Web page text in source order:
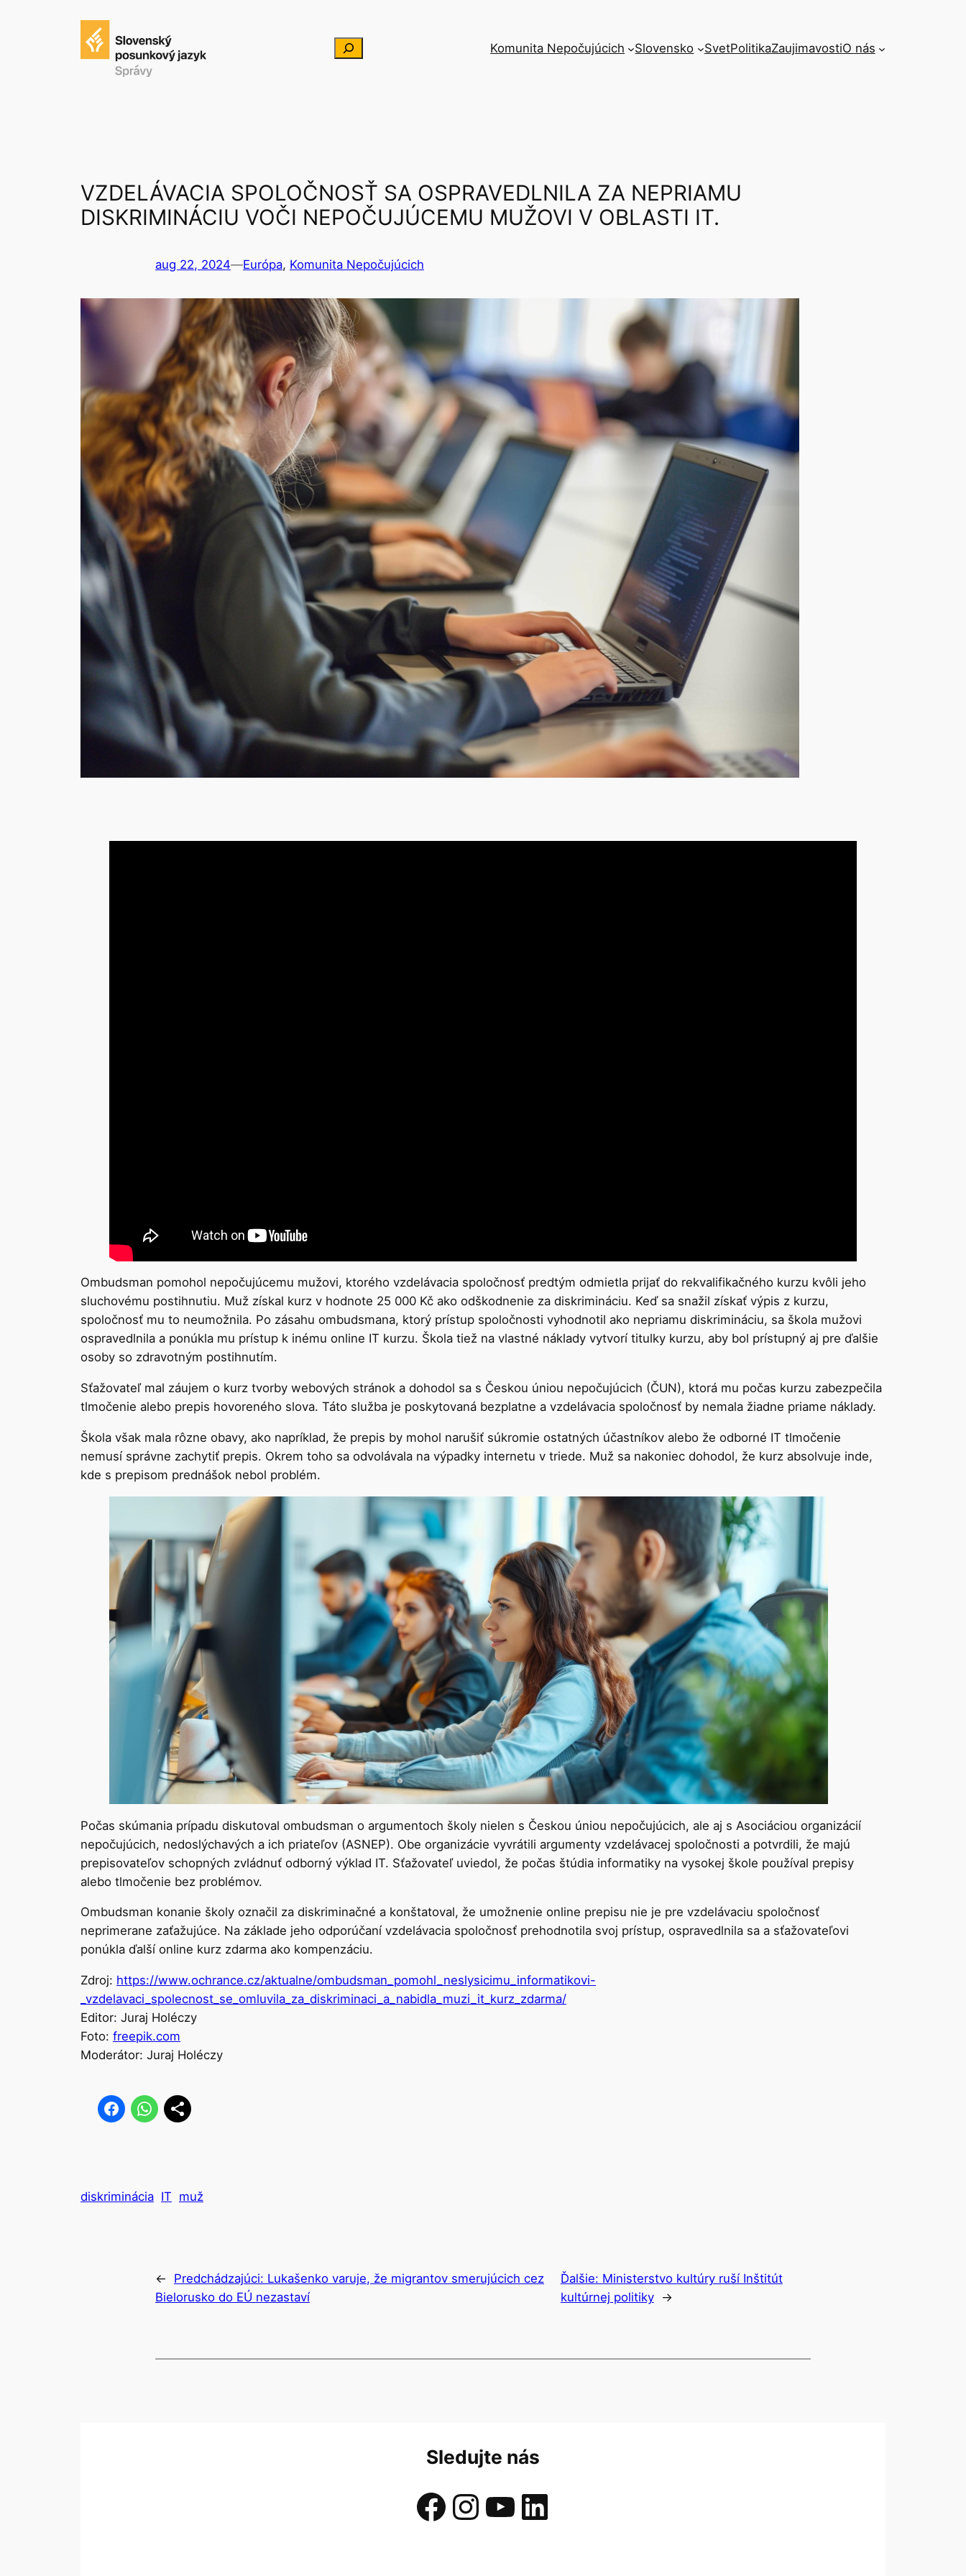
Hľadať Komunita Nepočujúcich Slovensko SvetPolitikaZaujimavostiO nás
VZDELÁVACIA SPOLOČNOSŤ SA OSPRAVEDLNILA ZA NEPRIAMU
DISKRIMINÁCIU VOČI NEPOČUJÚCEMU MUŽOVI V OBLASTI IT.
aug 22, 2024—Európa, Komunita Nepočujúcich
Ombudsman pomohol nepočujúcemu mužovi, ktorého vzdelávacia spoločnosť predtým odmietla prijať do rekvalifikačného kurzu kvôli jeho
sluchovému postihnutiu. Muž získal kurz v hodnote 25 000 Kč ako odškodnenie za diskrimináciu. Keď sa snažil získať výpis z kurzu,
spoločnosť mu to neumožnila. Po zásahu ombudsmana, ktorý prístup spoločnosti vyhodnotil ako nepriamu diskrimináciu, sa škola mužovi
ospravedlnila a ponúkla mu prístup k inému online IT kurzu. Škola tiež na vlastné náklady vytvorí titulky kurzu, aby bol prístupný aj pre ďalšie
osoby so zdravotným postihnutím.
Sťažovateľ mal záujem o kurz tvorby webových stránok a dohodol sa s Českou úniou nepočujúcich (ČUN), ktorá mu počas kurzu zabezpečila
tlmočenie alebo prepis hovoreného slova. Táto služba je poskytovaná bezplatne a vzdelávacia spoločnosť by nemala žiadne priame náklady.
Škola však mala rôzne obavy, ako napríklad, že prepis by mohol narušiť súkromie ostatných účastníkov alebo že odborné IT tlmočenie
nemusí správne zachytiť prepis. Okrem toho sa odvolávala na výpadky internetu v triede. Muž sa nakoniec dohodol, že kurz absolvuje inde,
kde s prepisom prednášok nebol problém.
Počas skúmania prípadu diskutoval ombudsman o argumentoch školy nielen s Českou úniou nepočujúcich, ale aj s Asociáciou organizácií
nepočujúcich, nedoslýchavých a ich priateľov (ASNEP). Obe organizácie vyvrátili argumenty vzdelávacej spoločnosti a potvrdili, že majú
prepisovateľov schopných zvládnuť odborný výklad IT. Sťažovateľ uviedol, že počas štúdia informatiky na vysokej škole používal prepisy
alebo tlmočenie bez problémov.
Ombudsman konanie školy označil za diskriminačné a konštatoval, že umožnenie online prepisu nie je pre vzdelávaciu spoločnosť
neprimerane zaťažujúce. Na základe jeho odporúčaní vzdelávacia spoločnosť prehodnotila svoj prístup, ospravedlnila sa a sťažovateľovi
ponúkla ďalší online kurz zdarma ako kompenzáciu.
Zdroj: https://www.ochrance.cz/aktualne/ombudsman_pomohl_neslysicimu_informatikovi-
_vzdelavaci_spolecnost_se_omluvila_za_diskriminaci_a_nabidla_muzi_it_kurz_zdarma/
Editor: Juraj Holéczy
Foto: freepik.com
Moderátor: Juraj Holéczy
diskriminácia IT muž
← Predchádzajúci: Lukašenko varuje, že migrantov smerujúcich cez
Bielorusko do EÚ nezastaví
Ďalšie: Ministerstvo kultúry ruší Inštitút
kultúrnej politiky
→
Sledujte nás
Facebook InstagramYouTube LinkedIn